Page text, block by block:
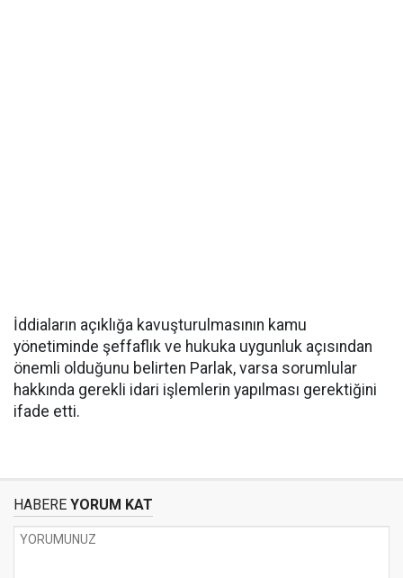
İddiaların açıklığa kavuşturulmasının kamu
yönetiminde şeffaflık ve hukuka uygunluk açısından
önemli olduğunu belirten Parlak, varsa sorumlular
hakkında gerekli idari işlemlerin yapılması gerektiğini
ifade etti.
HABERE YORUM KAT